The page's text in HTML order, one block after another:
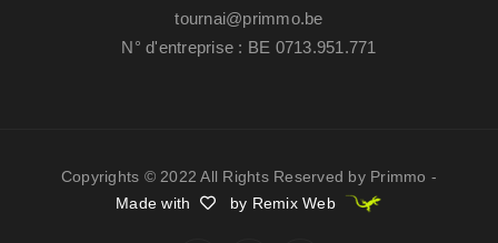
tournai@primmo.be
N° d'entreprise : BE 0713.951.771
Copyrights © 2022 All Rights Reserved by Primmo -
Made with
by Remix Web